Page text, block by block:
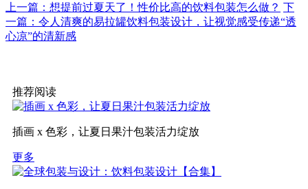
上一篇：想提前过夏天了！性价比高的饮料包装怎么做？ 下
一篇：令人清爽的易拉罐饮料包装设计，让视觉感受传递“透
心凉”的清新感
推荐阅读
插画 x 色彩，让夏日果汁包装活力绽放
更多